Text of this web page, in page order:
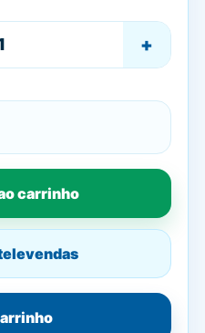
+
carrinho